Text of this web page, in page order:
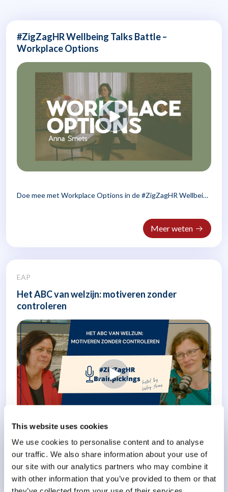
This website uses cookies
We use cookies to personalise content and to analyse
our traffic. We also share information about your use of
our site with our analytics partners who may combine it
with other information that you’ve provided to them or that
#ZigZagHR Wellbeing Talks Battle –
Workplace Options
Doe mee met Workplace Options in de #ZigZagHR Wellbeing
Meer weten
EAP
Het ABC van welzijn: motiveren zonder
controleren
In deze aflevering van #ZigZagHR Brainpickings gaan we in
gesprek..